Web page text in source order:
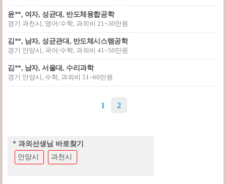
윤**, 여자, 성균대, 반도체융합공학
경기 과천시, 영어/수학, 과외비 21~30만원
김**, 남자, 성균관대, 반도체시스템공학
경기 안양시, 국어/수학, 과외비 41~50만원
김**, 남자, 서울대, 수리과학
경기 안양시, 수학, 과외비 51~60만원
1 2
* 과외선생님 바로찾기
안양시
과천시